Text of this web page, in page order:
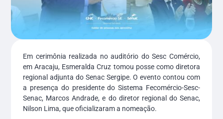
Em cerimônia realizada no auditório do Sesc Comércio,
em Aracaju, Esmeralda Cruz tomou posse como diretora
regional adjunta do Senac Sergipe. O evento contou com
a presença do presidente do Sistema Fecomércio-Sesc-
Senac, Marcos Andrade, e do diretor regional do Senac,
Nilson Lima, que oficializaram a nomeação.